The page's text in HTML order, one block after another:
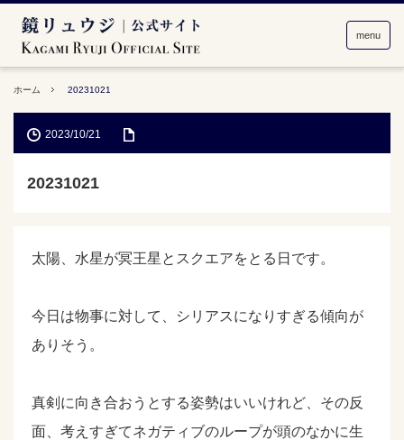
menu
ホーム 20231021
2023/10/21
20231021
太陽、水星が冥王星とスクエアをとる日です。
今日は物事に対して、シリアスになりすぎる傾向が
ありそう。
真剣に向き合おうとする姿勢はいいけれど、その反
面、考えすぎてネガティブのループが頭のなかに生